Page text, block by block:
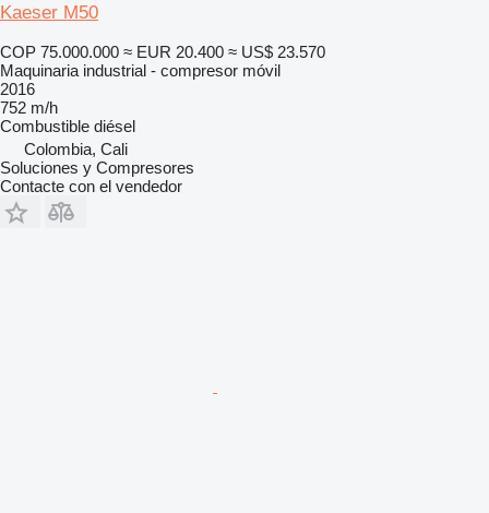
Kaeser M50
COP 75.000.000 ≈ EUR 20.400 ≈ US$ 23.570
Maquinaria industrial - compresor móvil
2016
752 m/h
Combustible diésel
Colombia, Cali
Soluciones y Compresores
Contacte con el vendedor